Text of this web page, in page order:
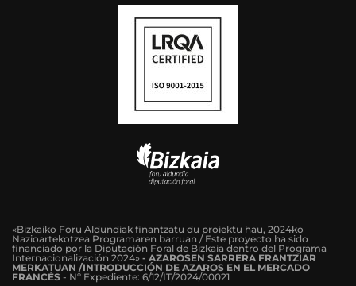
«Bizkaiko Foru Aldundiak finantzatu du proiektu hau, 2024ko
Nazioartekotzea Programaren barruan / Este proyecto ha sido
financiado por la Diputación Foral de Bizkaia dentro del Programa
Internacionalización 2024» - AZAROSEN SARRERA FRANTZIAR
MERKATUAN /INTRODUCCIÓN DE AZAROS EN EL MERCADO
FRANCÉS - Nº Expediente: 6/12/IT/2024/00021